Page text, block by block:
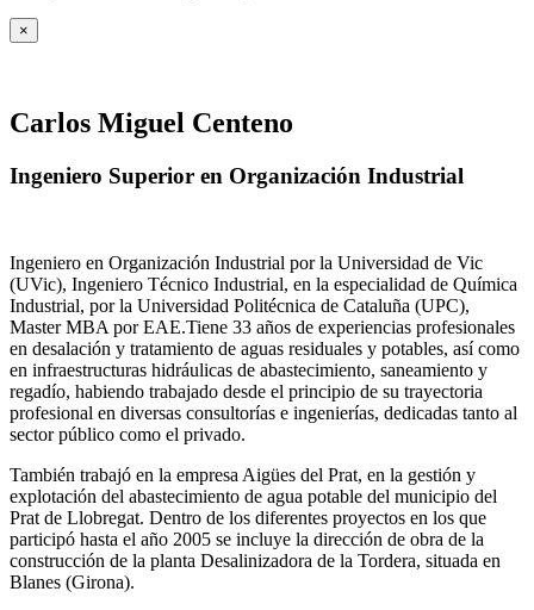
×
Carlos Miguel Centeno
Ingeniero Superior en Organización Industrial
Ingeniero en Organización Industrial por la Universidad de Vic
(UVic), Ingeniero Técnico Industrial, en la especialidad de Química
Industrial, por la Universidad Politécnica de Cataluña (UPC),
Master MBA por EAE.Tiene 33 años de experiencias profesionales
en desalación y tratamiento de aguas residuales y potables, así como
en infraestructuras hidráulicas de abastecimiento, saneamiento y
regadío, habiendo trabajado desde el principio de su trayectoria
profesional en diversas consultorías e ingenierías, dedicadas tanto al
sector público como el privado.
También trabajó en la empresa Aigües del Prat, en la gestión y
explotación del abastecimiento de agua potable del municipio del
Prat de Llobregat. Dentro de los diferentes proyectos en los que
participó hasta el año 2005 se incluye la dirección de obra de la
construcción de la planta Desalinizadora de la Tordera, situada en
Blanes (Girona).